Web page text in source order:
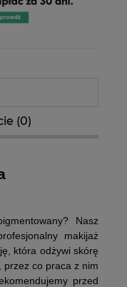
(0)
Nasz
makijaż
która odżywi skórę
przez co praca z nim
przed